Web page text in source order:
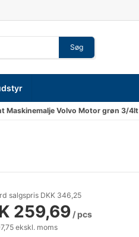
Søg
Maskinemalje Volvo Motor grøn 3/4lt
salgspris DKK 346,25
259,69 / pcs
ekskl. moms